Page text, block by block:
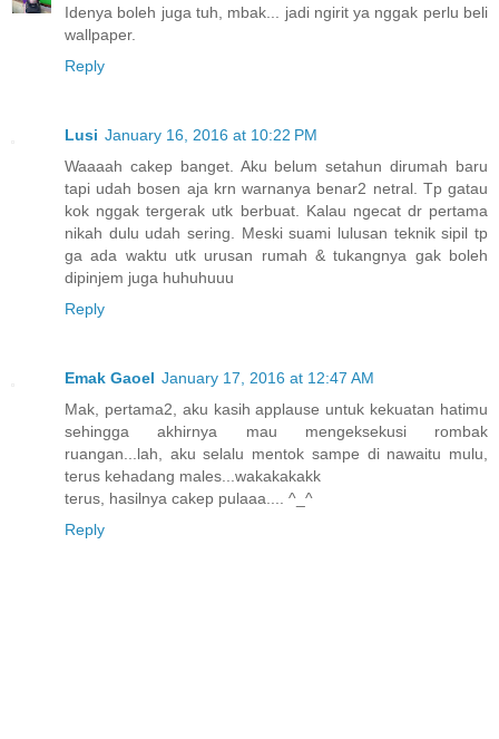
Idenya boleh juga tuh, mbak... jadi ngirit ya nggak perlu beli
wallpaper.
Reply
Lusi January 16, 2016 at 10:22 PM
Waaaah cakep banget. Aku belum setahun dirumah baru
tapi udah bosen aja krn warnanya benar2 netral. Tp gatau
kok nggak tergerak utk berbuat. Kalau ngecat dr pertama
nikah dulu udah sering. Meski suami lulusan teknik sipil tp
ga ada waktu utk urusan rumah & tukangnya gak boleh
dipinjem juga huhuhuuu
Reply
Emak Gaoel January 17, 2016 at 12:47 AM
Mak, pertama2, aku kasih applause untuk kekuatan hatimu
sehingga akhirnya mau mengeksekusi rombak
ruangan...lah, aku selalu mentok sampe di nawaitu mulu,
terus kehadang males...wakakakakk
terus, hasilnya cakep pulaaa.... ^_^
Reply